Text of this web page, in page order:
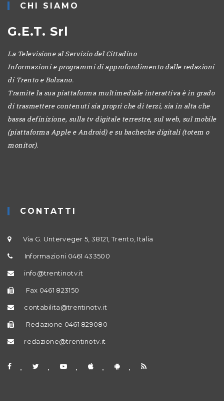
CHI SIAMO
G.E.T. Srl
La Televisione al Servizio del Cittadino
Informazioni e programmi di approfondimento dalle redazioni
di Trento e Bolzano.
Tramite la sua piattaforma multimediale interattiva è in grado
di trasmettere contenuti sia propri che di terzi, sia in alta che
bassa definizione, sulla tv digitale terrestre, sul web, sul mobile
(piattaforma Apple e Android) e su bacheche digitali (totem o
monitor).
CONTATTI
Via G. Unterveger 5, 38121, Trento, Italia
Informazioni 0461 433500
info@trentinotv.it
Fax 0461 823150
contabilita@trentinotv.it
Redazione 0461 829080
redazione@trentinotv.it